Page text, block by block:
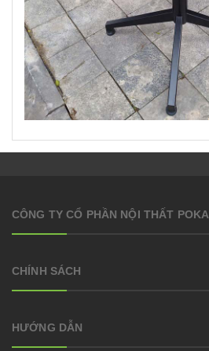
CÔNG TY CỔ PHẦN NỘI THẤT POKA
CHÍNH SÁCH
HƯỚNG DẪN